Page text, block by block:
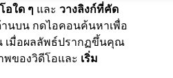
อใด ๆ และ วางลิงก์ที่คัด
นบน กดไอคอนค้นหาเพื่อ
เมื่อผลลัพธ์ปรากฏขึ้นคุณ
ของวิดีโอและ เริ่ม